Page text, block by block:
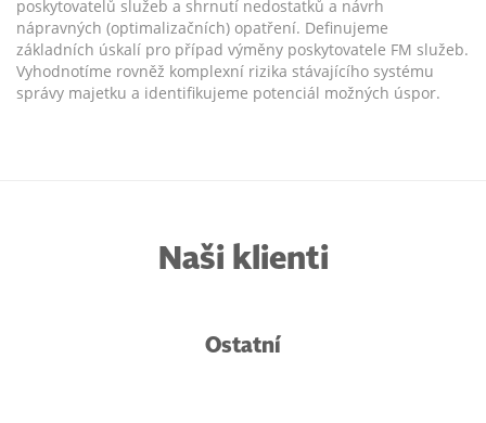
poskytovatelů služeb a shrnutí nedostatků a návrh
nápravných (optimalizačních) opatření. Definujeme
základních úskalí pro případ výměny poskytovatele FM služeb.
Vyhodnotíme rovněž komplexní rizika stávajícího systému
správy majetku a identifikujeme potenciál možných úspor.
Naši klienti
Ostatní